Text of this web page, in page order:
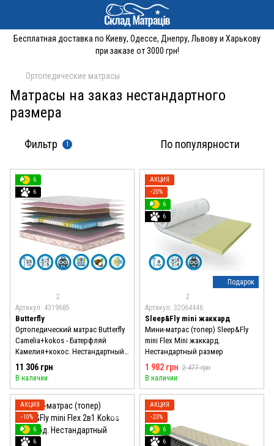
Бесплатная доставка по Киеву, Одессе, Днепру, Львову и Харькову
при заказе от 3000 грн!
Ортопедические матрасы
Матрасы на заказ нестандартного
размера
Фильтр 1 По популярности
6
6
2
Артикул: 4319685
Butterfly
Ортопедический матрас Butterfly
Camelia+kokos - Батерфляй
Камелия+кокос. Нестандартный
размер
11 306 грн
В наличии
Подарок
АКЦИЯ
−20%
6
6
2
Артикул: 32064446
Sleep&Fly mini жаккард
Мини-матрас (топер) Sleep&Fly
mini Flex Mini жаккард.
Нестандартный размер
1 982 грн 2 477 грн
В наличии
АКЦИЯ
−10%
6
6
АКЦИЯ
−23%
6
6